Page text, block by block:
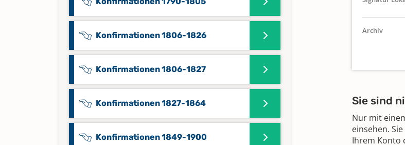
Konfirmationen 1806-1826
Konfirmationen 1806-1827
Konfirmationen 1827-1864
Konfirmationen 1849-1900
Archiv
Sie sind
Nur mit
einsehen.
Ihrem Konto